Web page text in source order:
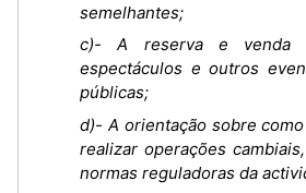
semelhantes;
c)- A reserva e venda
espectáculos e outros
públicas;
d)- A orientação sobre
realizar operações
normas reguladoras da